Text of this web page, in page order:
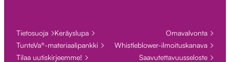
Tietosuoja Keräyslupa
Omavalvonta
TunteVa®-materiaalipankki
Whistleblower-ilmoituskanava
Tilaa uutiskirjeemme!
Saavutettavuusseloste